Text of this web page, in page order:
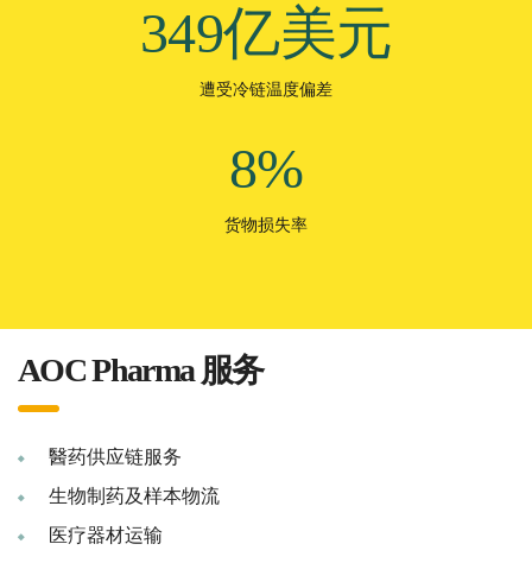
350亿美元
遭受冷链温度偏差
8%
货物损失率
AOC Pharma 服务
醫药供应链服务
生物制药及样本物流
医疗器材运输